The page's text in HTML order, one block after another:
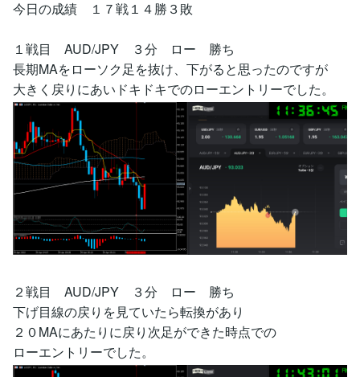
今日の成績 １７戦１４勝３敗
１戦目 AUD/JPY ３分 ロー 勝ち
長期MAをローソク足を抜け、下がると思ったのですが
大きく戻りにあいドキドキでのローエントリーでした。
２戦目 AUD/JPY ３分 ロー 勝ち
下げ目線の戻りを見ていたら転換があり
２０MAにあたりに戻り次足ができた時点での
ローエントリーでした。